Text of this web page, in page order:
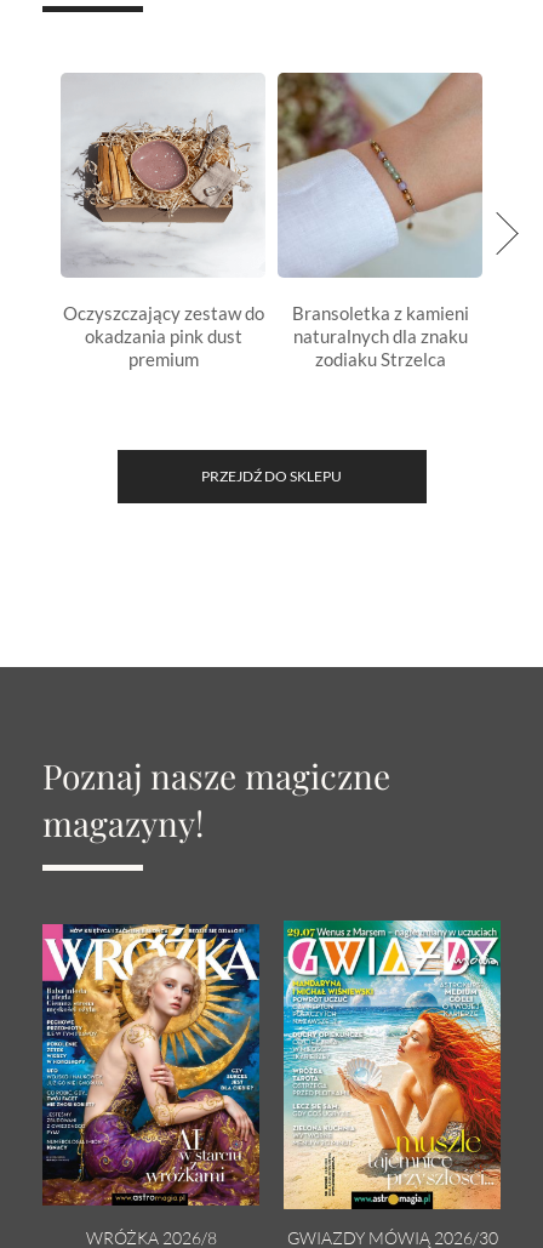
Oczyszczający zestaw do
okadzania pink dust
premium
Bransoletka z kamieni
naturalnych dla znaku
zodiaku Strzelca
PRZEJDŹ DO SKLEPU
Poznaj nasze magiczne
magazyny!
WRÓŻKA 2026/8
GWIAZDY MÓWIĄ 2026/30